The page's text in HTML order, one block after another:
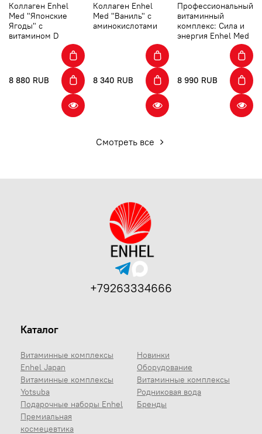
Коллаген Enhel
Med "Японские
Ягоды" с
витамином D
8 880 RUB
Коллаген Enhel
Med "Ваниль" с
аминокислотами
8 340 RUB
Профессиональный
витаминный
комплекс: Сила и
энергия Enhel Med
8 990 RUB
Смотреть все
Каталог
Витаминные комплексы
Enhel Japan
Витаминные комплексы
Yotsuba
Подарочные наборы Enhel
Премиальная
космецевтика
Новинки
Оборудование
Витаминные комплексы
Родниковая вода
Бренды
+79263334666